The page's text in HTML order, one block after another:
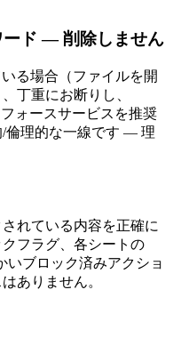
ード — 削除しません
る場合（ファイルを開
丁重にお断りし、
ォースサービスを推奨
/倫理的な一線です — 理
れている内容を正確に
フラグ、各シートの
いブロック済みアクショ
ありません。